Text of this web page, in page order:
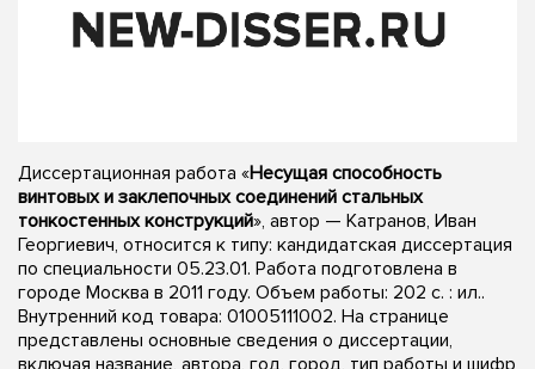
Диссертационная работа «Несущая способность
винтовых и заклепочных соединений стальных
тонкостенных конструкций», автор — Катранов, Иван
Георгиевич, относится к типу: кандидатская диссертация
по специальности 05.23.01. Работа подготовлена в
городе Москва в 2011 году. Объем работы: 202 с. : ил..
Внутренний код товара: 01005111002. На странице
представлены основные сведения о диссертации,
включая название, автора, год, город, тип работы и шифр